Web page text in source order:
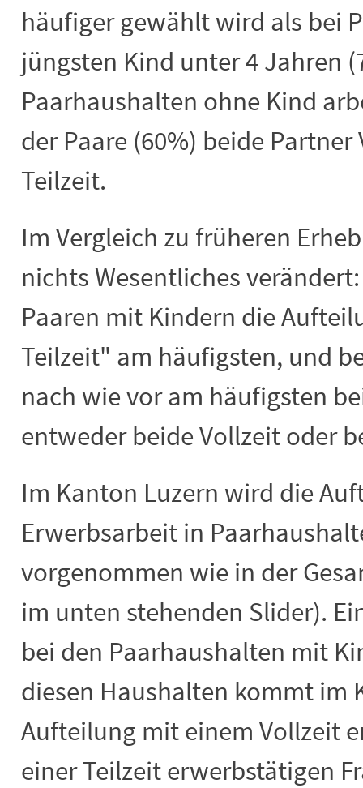
häufiger gewählt wird als bei
jüngsten Kind unter 4 Jahren
Paarhaushalten ohne Kind
der Paare (60%) beide
Teilzeit.
Im Vergleich zu früheren
nichts Wesentliches
Paaren mit Kindern die
Teilzeit" am häufigsten, und
nach wie vor am häufigsten
entweder beide Vollzeit oder
Im Kanton Luzern wird die
Erwerbsarbeit in
vorgenommen wie in der
im unten stehenden Slider).
bei den Paarhaushalten mit
diesen Haushalten kommt im
Aufteilung mit einem Vollzeit
einer Teilzeit erwerbstätigen